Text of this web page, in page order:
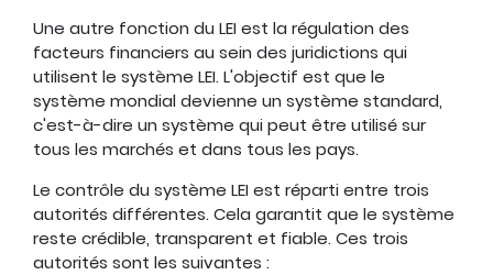
Une autre fonction du LEI est la régulation des
facteurs financiers au sein des juridictions qui
utilisent le système LEI. L'objectif est que le
système mondial devienne un système standard,
c'est-à-dire un système qui peut être utilisé sur
tous les marchés et dans tous les pays.
Le contrôle du système LEI est réparti entre trois
autorités différentes. Cela garantit que le système
reste crédible, transparent et fiable. Ces trois
autorités sont les suivantes :